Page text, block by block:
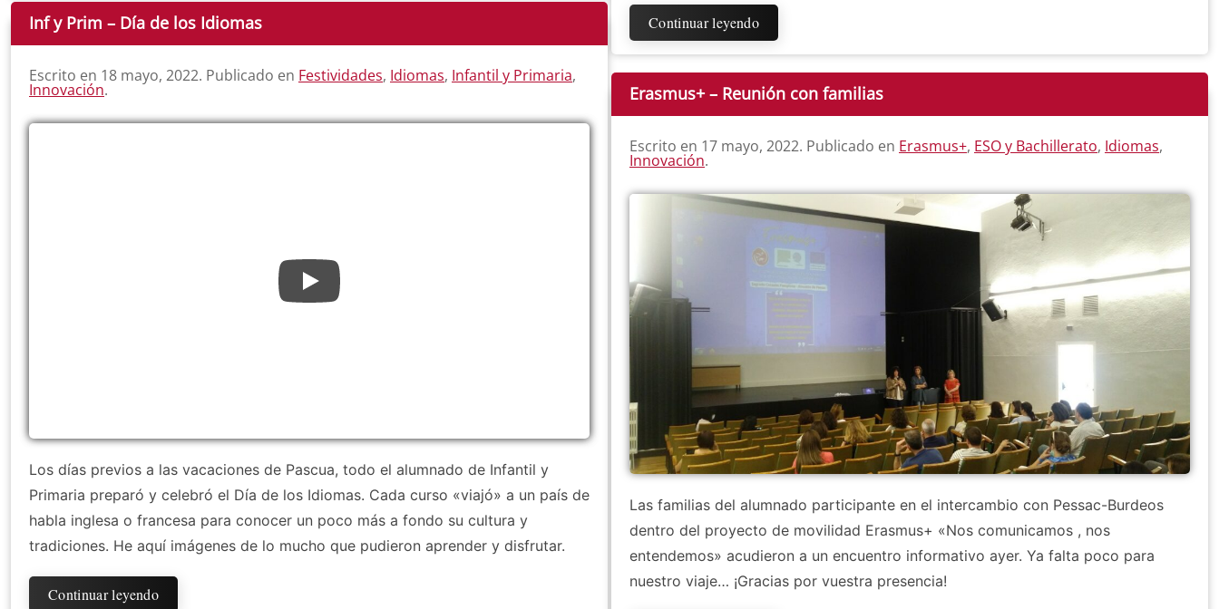
Continuar leyendo
Inf y Prim – Día de los Idiomas
Escrito en 18 mayo, 2022. Publicado en Festividades, Idiomas, Infantil y Primaria,
Innovación.
Los días previos a las vacaciones de Pascua, todo el alumnado de Infantil y
Primaria preparó y celebró el Día de los Idiomas. Cada curso «viajó» a un país de
habla inglesa o francesa para conocer un poco más a fondo su cultura y
tradiciones. He aquí imágenes de lo mucho que pudieron aprender y disfrutar.
Continuar leyendo
Erasmus+ – Reunión con familias
Escrito en 17 mayo, 2022. Publicado en Erasmus+, ESO y Bachillerato, Idiomas,
Innovación.
Las familias del alumnado participante en el intercambio con Pessac-Burdeos
dentro del proyecto de movilidad Erasmus+ «Nos comunicamos , nos
entendemos» acudieron a un encuentro informativo ayer. Ya falta poco para
nuestro viaje… ¡Gracias por vuestra presencia!